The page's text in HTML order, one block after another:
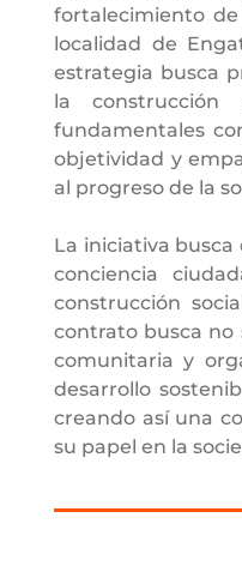
fortalecimiento
localidad de
estrategia busca
la construcción
fundamentales
objetividad y
al progreso de la
La iniciativa
conciencia
construcción
contrato busca no
comunitaria y
desarrollo
creando así una
su papel en la